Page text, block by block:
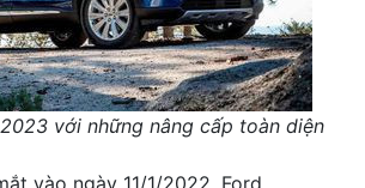
với những nâng cấp toàn diện
vào ngày 11/1/2022, Ford